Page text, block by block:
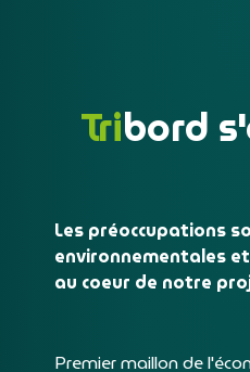
Tribord
Les préoccupations
environnementales
au coeur de notre
Premier maillon de